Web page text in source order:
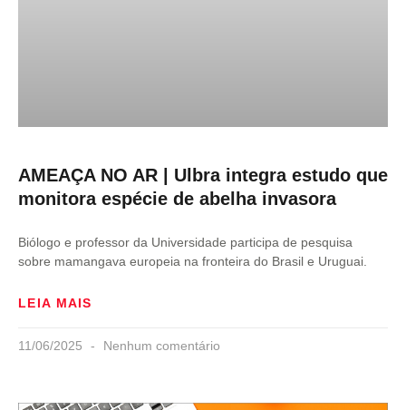
AMEAÇA NO AR | Ulbra integra estudo que
monitora espécie de abelha invasora
Biólogo e professor da Universidade participa de pesquisa
sobre mamangava europeia na fronteira do Brasil e Uruguai.
LEIA MAIS
11/06/2025 Nenhum comentário